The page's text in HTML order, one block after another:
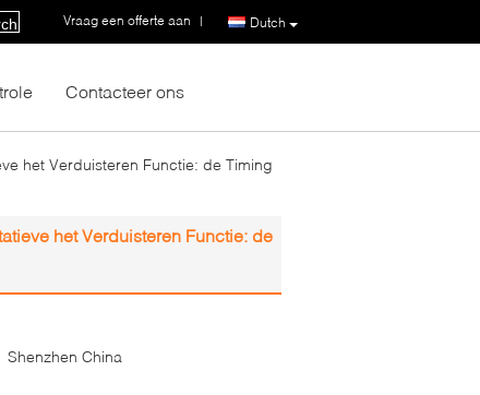
Dutch
Vraag een offerte aan |
Contacteer ons
het Verduisteren Functie: de Timing
het Verduisteren Functie: de
Shenzhen China